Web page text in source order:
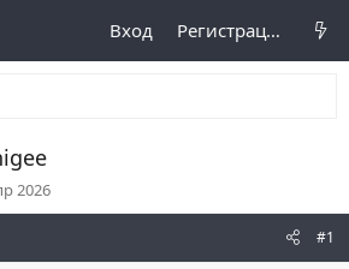
Вход Регистрация
2026
#1